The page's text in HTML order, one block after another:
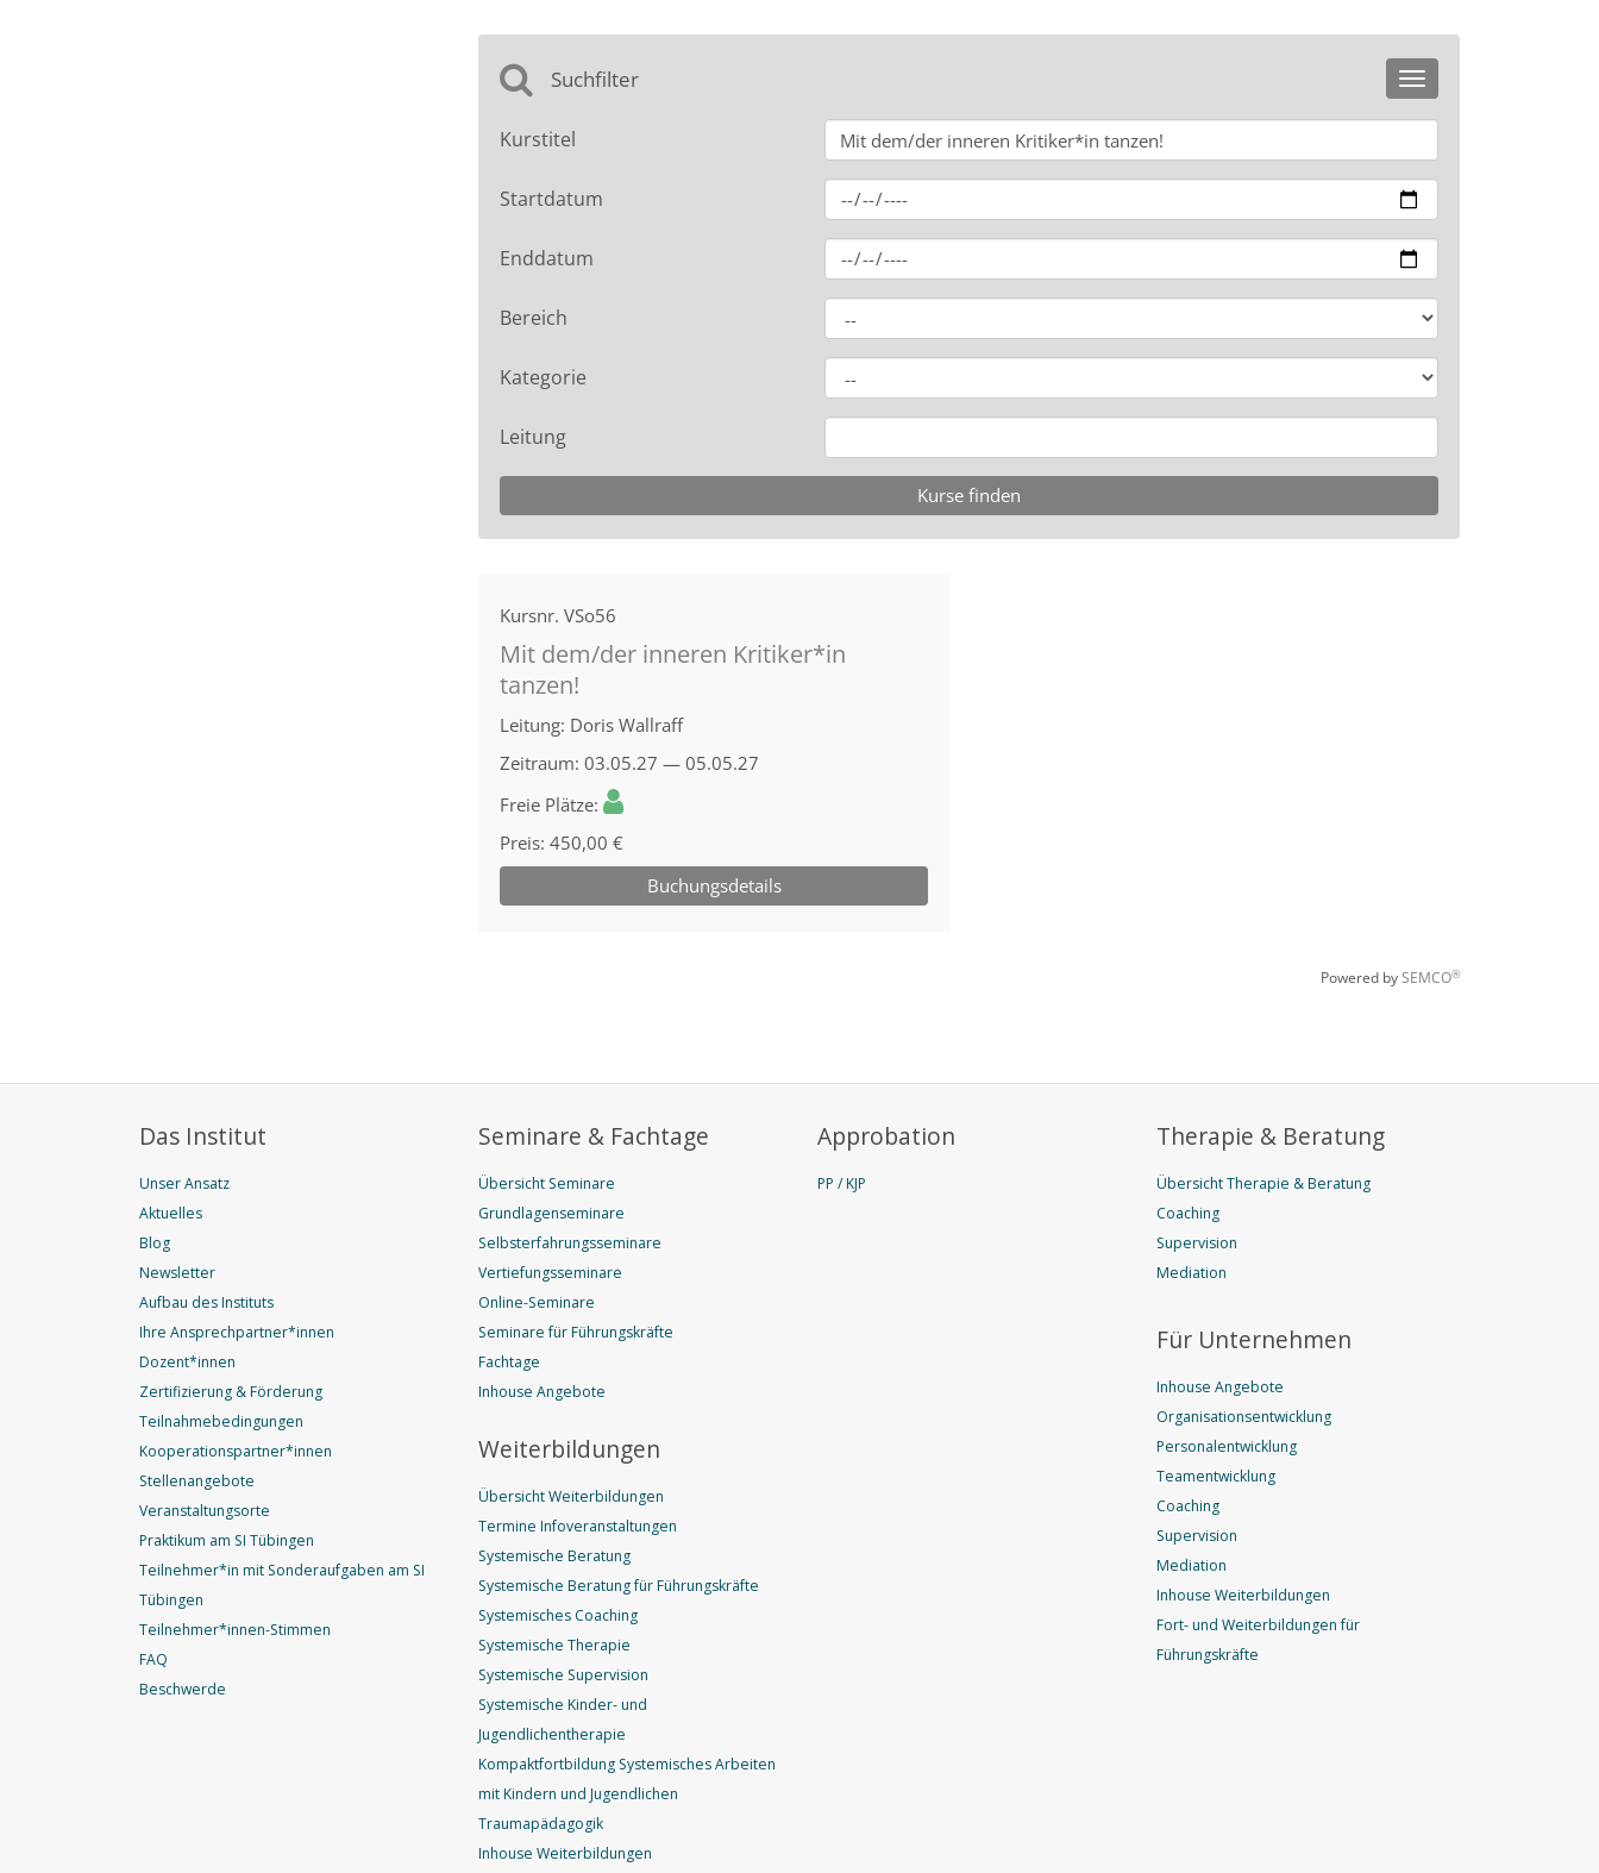
Das Institut
Unser Ansatz
Aktuelles
Blog
Newsletter
Aufbau des Instituts
Ihre Ansprechpartner*innen
Dozent*innen
Zertifizierung & Förderung
Teilnahmebedingungen
Kooperationspartner*innen
Stellenangebote
Veranstaltungsorte
Praktikum am SI Tübingen
Teilnehmer*in mit Sonderaufgaben am SI
Tübingen
Teilnehmer*innen-Stimmen
FAQ
Beschwerde
Seminare & Fachtage
Übersicht Seminare
Grundlagenseminare
Selbsterfahrungsseminare
Vertiefungsseminare
Online-Seminare
Seminare für Führungskräfte
Fachtage
Inhouse Angebote
Weiterbildungen
Übersicht Weiterbildungen
Termine Infoveranstaltungen
Systemische Beratung
Systemische Beratung für Führungskräfte
Systemisches Coaching
Systemische Therapie
Systemische Supervision
Systemische Kinder- und
Jugendlichentherapie
Kompaktfortbildung Systemisches Arbeiten
mit Kindern und Jugendlichen
Traumapädagogik
Inhouse Weiterbildungen
Approbation
PP / KJP
Therapie & Beratung
Übersicht Therapie & Beratung
Coaching
Supervision
Mediation
Für Unternehmen
Inhouse Angebote
Organisationsentwicklung
Personalentwicklung
Teamentwicklung
Coaching
Supervision
Mediation
Inhouse Weiterbildungen
Fort- und Weiterbildungen für
Führungskräfte